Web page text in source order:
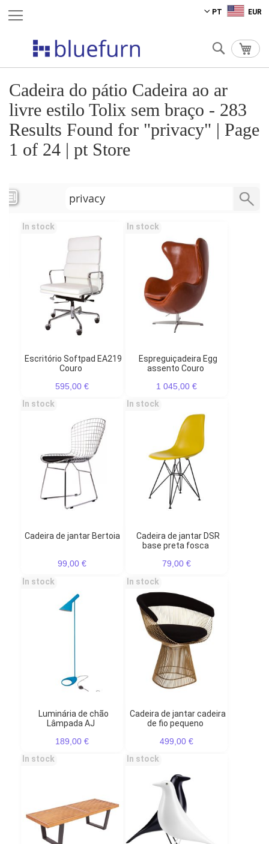
PT EUR
para
O
Pesquisa
Cadeira do pátio Cadeira ao ar
livre estilo Tolix sem braço - 283
Results Found for "privacy" | Page
1 of 24 | pt Store
In stock
Escritório Softpad EA219
Couro
595,00 €
In stock
Espreguiçadeira Egg
assento Couro
1 045,00 €
In stock
Cadeira de jantar Bertoia
99,00 €
In stock
Cadeira de jantar DSR
base preta fosca
79,00 €
In stock
Luminária de chão
Lâmpada AJ
189,00 €
In stock
Cadeira de jantar cadeira
de fio pequeno
499,00 €
In stock
In stock